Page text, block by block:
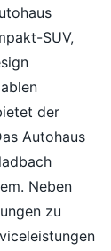
SUV,
der
Autohaus
Neben
zu